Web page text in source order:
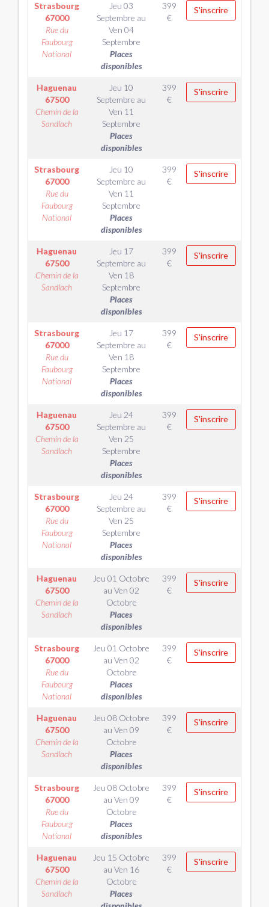
Strasbourg
67000
Rue du
Faubourg
National
Jeu 03
Septembre au
Ven 04
Septembre
Places
disponibles
399
€
S'inscrire
Haguenau
67500
Chemin de la
Sandlach
Jeu 10
Septembre au
Ven 11
Septembre
Places
disponibles
399
€
S'inscrire
Strasbourg
67000
Rue du
Faubourg
National
Jeu 10
Septembre au
Ven 11
Septembre
Places
disponibles
399
€
S'inscrire
Haguenau
67500
Chemin de la
Sandlach
Jeu 17
Septembre au
Ven 18
Septembre
Places
disponibles
399
€
S'inscrire
Strasbourg
67000
Rue du
Faubourg
National
Jeu 17
Septembre au
Ven 18
Septembre
Places
disponibles
399
€
S'inscrire
Haguenau
67500
Chemin de la
Sandlach
Jeu 24
Septembre au
Ven 25
Septembre
Places
disponibles
399
€
S'inscrire
Strasbourg
67000
Rue du
Faubourg
National
Jeu 24
Septembre au
Ven 25
Septembre
Places
disponibles
399
€
S'inscrire
Haguenau
67500
Chemin de la
Sandlach
Jeu 01 Octobre
au Ven 02
Octobre
Places
disponibles
399
€
S'inscrire
Strasbourg
67000
Rue du
Faubourg
National
Jeu 01 Octobre
au Ven 02
Octobre
Places
disponibles
399
€
S'inscrire
Haguenau
67500
Chemin de la
Sandlach
Jeu 08 Octobre
au Ven 09
Octobre
Places
disponibles
399
€
S'inscrire
Strasbourg
67000
Rue du
Faubourg
National
Jeu 08 Octobre
au Ven 09
Octobre
Places
disponibles
399
€
S'inscrire
Haguenau
67500
Chemin de la
Sandlach
Jeu 15 Octobre
au Ven 16
Octobre
Places
399
€
S'inscrire